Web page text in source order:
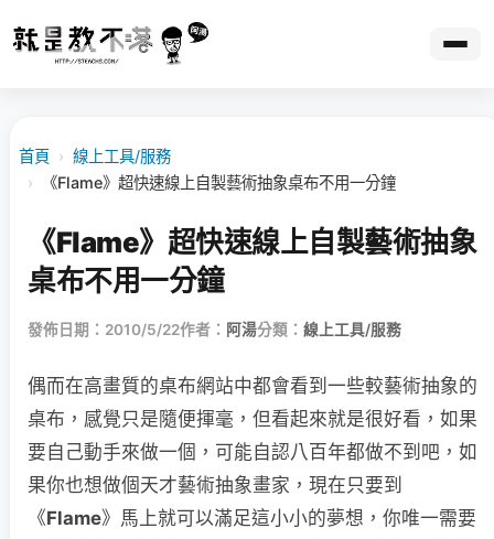
首頁 › 線上工具/服務
›
《Flame》超快速線上自製藝術抽象桌布不用一分鐘
《Flame》超快速線上自製藝術抽象
桌布不用一分鐘
發佈日期：2010/5/22作者： 阿湯分類： 線上工具/服務
偶而在高畫質的桌布網站中都會看到一些較藝術抽象的
桌布，感覺只是隨便揮毫，但看起來就是很好看，如果
要自己動手來做一個，可能自認八百年都做不到吧，如
果你也想做個天才藝術抽象畫家，現在只要到
《Flame》馬上就可以滿足這小小的夢想，你唯一需要